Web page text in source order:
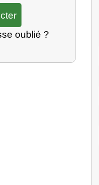
oublié ?